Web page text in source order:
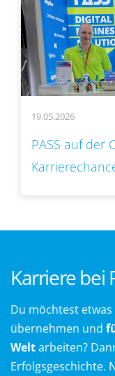
19.05.2026
PASS auf der
Karriere bei
Du möchtest
übernehmen und
Weltarbeiten?
Erfolgsgeschichte.